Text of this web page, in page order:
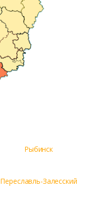
Рыбинск
Переславль-Залесский